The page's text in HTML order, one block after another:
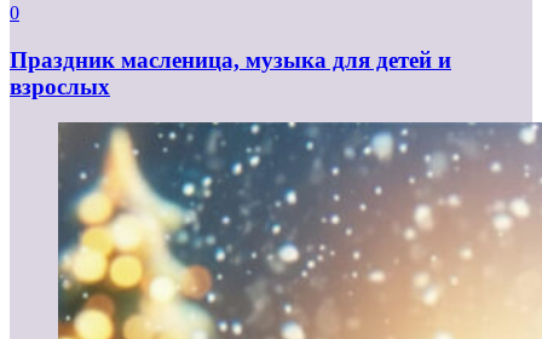
0
Праздник масленица, музыка для детей и
взрослых